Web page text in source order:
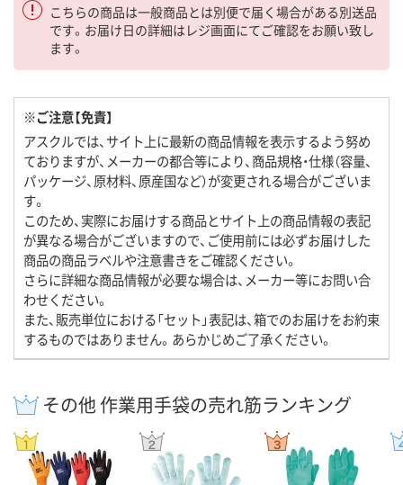
こちらの商品は一般商品とは別便で届く場合がある別送品
です。お届け日の詳細はレジ画面にてご確認をお願い致し
ます。
※ご注意【免責】
アスクルでは、サイト上に最新の商品情報を表示するよう努め
ておりますが、メーカーの都合等により、商品規格・仕様（容量、
パッケージ、原材料、原産国など）が変更される場合がございま
す。
このため、実際にお届けする商品とサイト上の商品情報の表記
が異なる場合がございますので、ご使用前には必ずお届けした
商品の商品ラベルや注意書きをご確認ください。
さらに詳細な商品情報が必要な場合は、メーカー等にお問い合
わせください。
また、販売単位における「セット」表記は、箱でのお届けをお約束
するものではありません。あらかじめご了承ください。
その他 作業用手袋の売れ筋ランキング